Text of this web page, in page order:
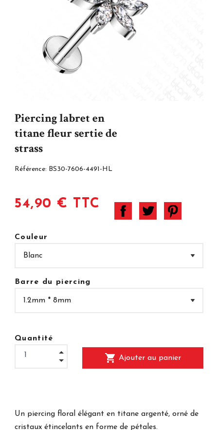
Piercing labret en
titane fleur sertie de
strass
Référence: BS30-7606-4491-HL
54,90 € TTC
Couleur
Barre du piercing
Quantité
shopping_cart Ajouter au panier
Un piercing floral élégant en titane argenté, orné de
cristaux étincelants en forme de pétales.